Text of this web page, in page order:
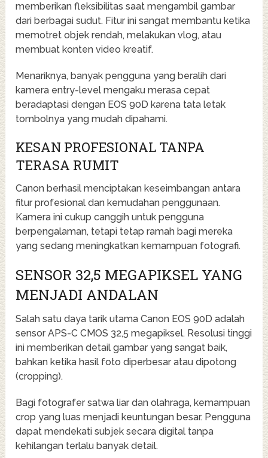
memberikan fleksibilitas saat mengambil gambar
dari berbagai sudut. Fitur ini sangat membantu ketika
memotret objek rendah, melakukan vlog, atau
membuat konten video kreatif.
Menariknya, banyak pengguna yang beralih dari
kamera entry-level mengaku merasa cepat
beradaptasi dengan EOS 90D karena tata letak
tombolnya yang mudah dipahami.
KESAN PROFESIONAL TANPA
TERASA RUMIT
Canon berhasil menciptakan keseimbangan antara
fitur profesional dan kemudahan penggunaan.
Kamera ini cukup canggih untuk pengguna
berpengalaman, tetapi tetap ramah bagi mereka
yang sedang meningkatkan kemampuan fotografi.
SENSOR 32,5 MEGAPIKSEL YANG
MENJADI ANDALAN
Salah satu daya tarik utama Canon EOS 90D adalah
sensor APS-C CMOS 32,5 megapiksel. Resolusi tinggi
ini memberikan detail gambar yang sangat baik,
bahkan ketika hasil foto diperbesar atau dipotong
(cropping).
Bagi fotografer satwa liar dan olahraga, kemampuan
crop yang luas menjadi keuntungan besar. Pengguna
dapat mendekati subjek secara digital tanpa
kehilangan terlalu banyak detail.